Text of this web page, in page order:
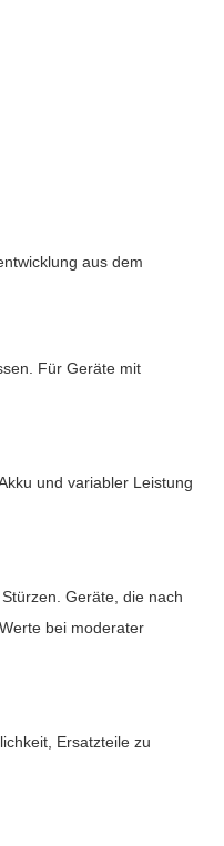
aus dem
Für Geräte mit
und variabler Leistung
Geräte, die nach
bei moderater
Ersatzteile zu